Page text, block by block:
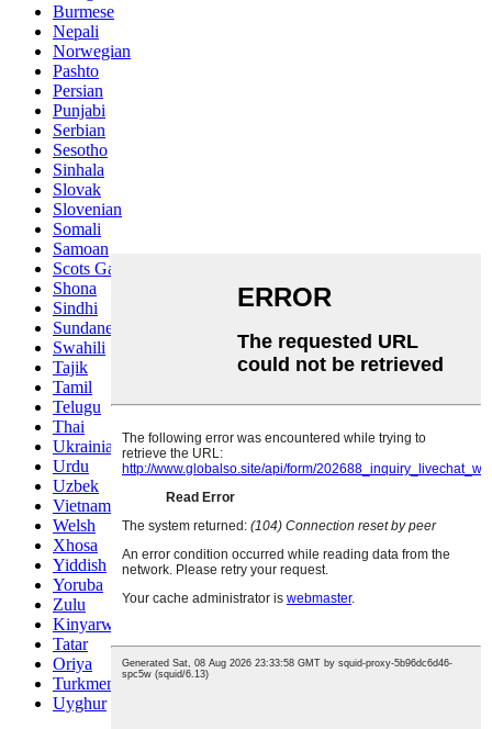
Burmese
Nepali
Norwegian
Pashto
Persian
Punjabi
Serbian
Sesotho
Sinhala
Slovak
Slovenian
Somali
Samoan
Scots Gaelic
Shona
Sindhi
Sundanese
Swahili
Tajik
Tamil
Telugu
Thai
Ukrainian
Urdu
Uzbek
Vietnamese
Welsh
Xhosa
Yiddish
Yoruba
Zulu
Kinyarwanda
Tatar
Oriya
Turkmen
Uyghur